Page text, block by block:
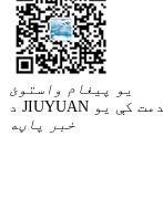
یو پیغام واستوئ
خبر پاڼه